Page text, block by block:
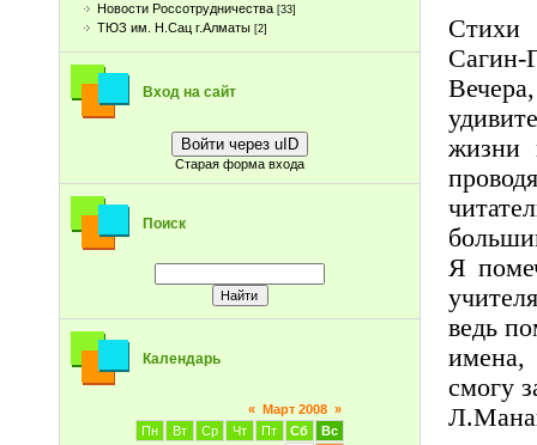
Новости Россотрудничества [33]
ТЮЗ им. Н.Сац г.Алматы [2]
Вход на сайт
Войти через uID
Старая форма входа
Поиск
Календарь
« Март 2008 »
Пн
Вт Ср Чт Пт Сб
Вс
Стихи
Сагин-
жизни
Я
ведь
имена,
смогу